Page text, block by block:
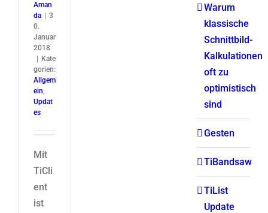
Aman
da
3
0.
Januar
2018
Kate
gorien:
Allgem
ein,
Updat
es
Mit
TiCli
ent
ist
Warum
klassische
Schnittbild-
Kalkulationen
oft zu
optimistisch
sind
Gesten
TiBandsaw
TiList
Update